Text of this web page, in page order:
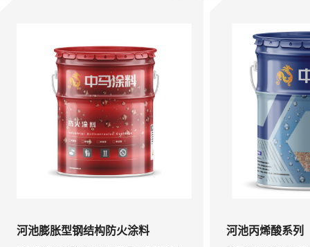
河池膨胀型钢结构防火涂料 河池丙烯酸系列